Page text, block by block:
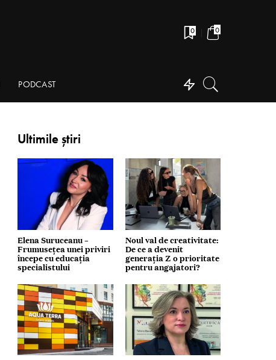
0 0
PODCAST
Ultimile știri
Elena Suruceanu –
Frumusețea unei priviri
începe cu educația
specialistului
Noul val de creativitate:
De ce a devenit
generația Z o prioritate
pentru angajatori?